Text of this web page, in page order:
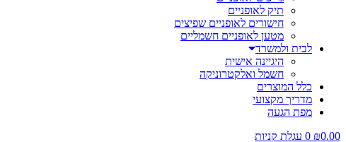
תיק לאופניים
חישורים לאופניים שפיצים
מטען לאופניים חשמליים
לבית ולמשרד
היגיינה אישית
חשמל ואלקטרוניקה
כלל המוצרים
מדריך מקצועי
מפת הגעה
₪0.00
0 עגלת קניות